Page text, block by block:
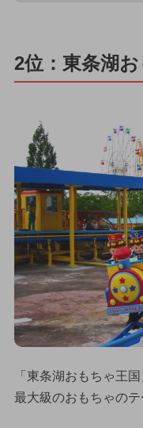
2位：東条湖
「東条湖おもちゃ王
最大級のおもちゃのテ